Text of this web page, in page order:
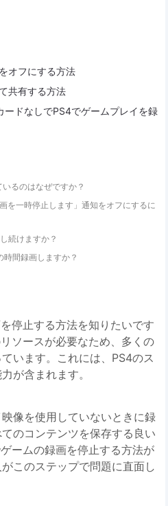
オフにする方法
共有する方法
ードなしでPS4でゲームプレイを録
るのはなぜですか？
を一時停止します」通知をオフにするに
続けますか？
間録画しますか？
停止する方法を知りたいです
ソースが必要なため、多くの
います。これには、PS4のス
が含まれます。
像を使用していないときに録
のコンテンツを保存する良い
ームの録画を停止する方法が
このステップで問題に直面し